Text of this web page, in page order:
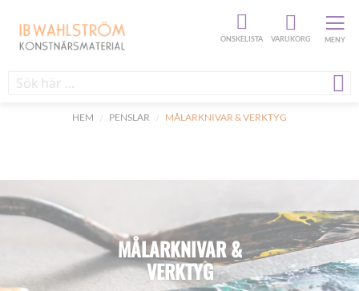
MENY
ÖNSKELISTA VARUKORG
MÅLARKNIVAR &
VERKTYG
HEM PENSLAR MÅLARKNIVAR & VERKTYG